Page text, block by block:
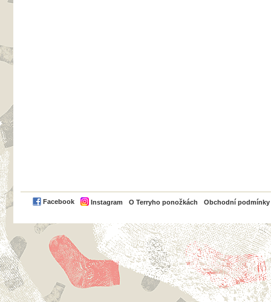
Facebook Instagram O Terryho ponožkách Obchodní podmínky
PayPal